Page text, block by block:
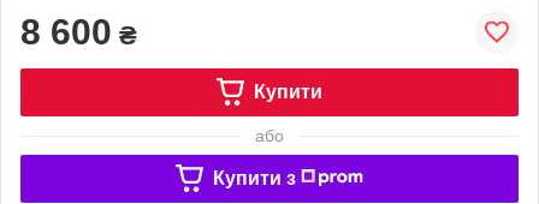
8 600 ₴
Купити
або
Купити з